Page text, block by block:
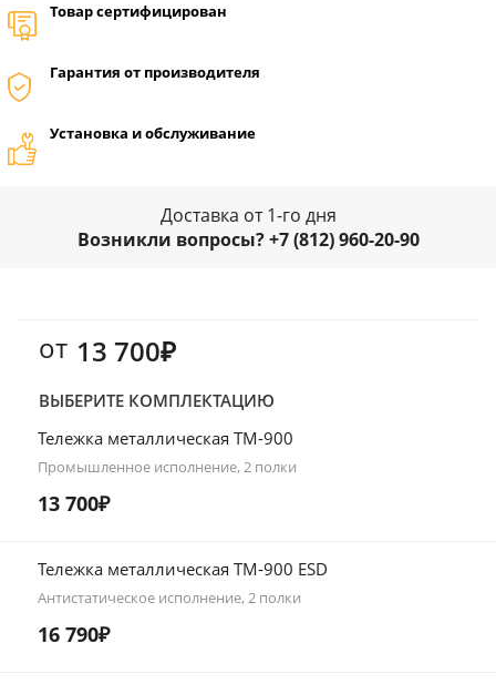
Товар сертифицирован
Гарантия от производителя
Установка и обслуживание
Доставка от 1-го дня
Возникли вопросы? +7 (812) 960-20-90
от 13 700₽
ВЫБЕРИТЕ КОМПЛЕКТАЦИЮ
Тележка металлическая ТМ-900
Промышленное исполнение, 2 полки
13 700₽
Тележка металлическая ТМ-900 ESD
Антистатическое исполнение, 2 полки
16 790₽